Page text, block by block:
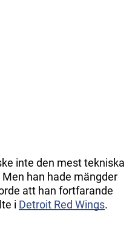
inte den mest tekniska
han hade mängder
att han fortfarande
i Detroit Red Wings.